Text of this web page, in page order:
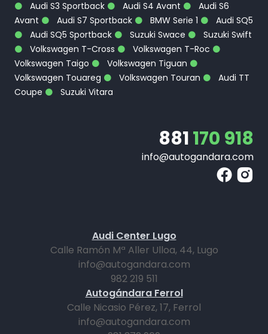
Audi S3 Sportback
Audi S4 Avant
Audi S6
Avant
Audi S7 Sportback BMW Serie 1
Audi SQ5
Audi SQ5 Sportback
Suzuki Swace
Suzuki Swift
Volkswagen T-Cross
Volkswagen T-Roc
Volkswagen Taigo
Volkswagen Tiguan
Volkswagen Touareg
Volkswagen Touran
Audi TT
Coupe
Suzuki Vitara
881170 918
info@autogandara.com
Audi Center Lugo
Calle Ramón Mª Aller Ulloa, 44, Lugo
info@autogandara.com
982 219 511
Autogándara Ferrol
Calle Nicasio Pérez, 17, Ferrol
info@autogandara.com